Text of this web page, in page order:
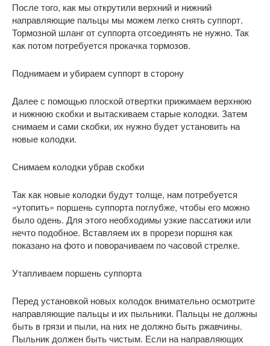
После того, как мы открутили верхний и нижний
направляющие пальцы мы можем легко снять суппорт.
Тормозной шланг от суппорта отсоединять не нужно. Так
как потом потребуется прокачка тормозов.
Поднимаем и убираем суппорт в сторону
Далее с помощью плоской отвертки прижимаем верхнюю
и нижнюю скобки и вытаскиваем старые колодки. Затем
снимаем и сами скобки, их нужно будет установить на
новые колодки.
Снимаем колодки убрав скобки
Так как новые колодки будут толще, нам потребуется
«утопить» поршень суппорта поглубже, чтобы его можно
было одень. Для этого необходимы узкие пассатижи или
нечто подобное. Вставляем их в прорези поршня как
показано на фото и поворачиваем по часовой стрелке.
Утапливаем поршень суппорта
Перед установкой новых колодок внимательно осмотрите
направляющие пальцы и их пыльники. Пальцы не должны
быть в грязи и пыли, на них не должно быть ржавчины.
Пыльник должен быть чистым. Если на направляющих